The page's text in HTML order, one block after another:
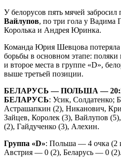
У белорусов пять мячей
Вайлупов, по три гола у Вадима
Королька и Андрея Юринка.
Команда Юрия Шевцова
борьбы в основном этапе:
и второе места в группе «D»,
выше третьей позиции.
БЕЛАРУСЬ — ПОЛЬША —
БЕЛАРУСЬ: Усик, Солдатенко;
Астрашапкин (2), Никанович,
Зайцев, Королек (3), Вайлупов
(2), Гайдученко (3), Алехин.
Группа «D»: Польша — 4 очка (2
Австрия — 0 (2), Беларусь — 0 (2).